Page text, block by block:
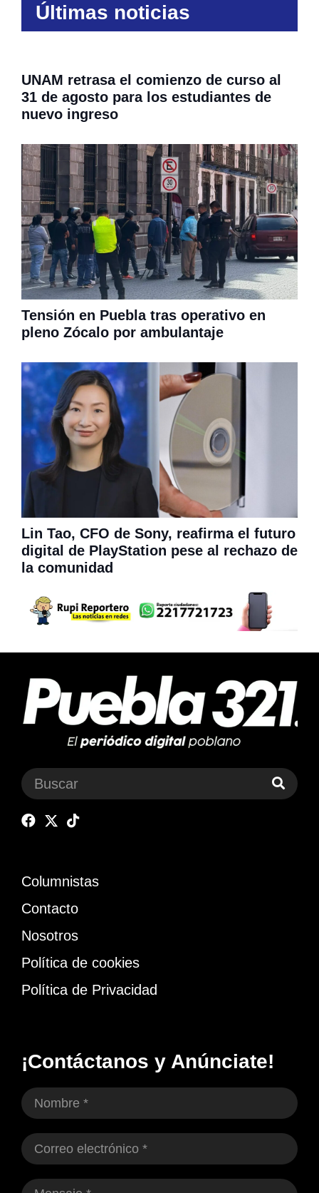
Últimas noticias
UNAM retrasa el comienzo de curso al
31 de agosto para los estudiantes de
nuevo ingreso
Tensión en Puebla tras operativo en
pleno Zócalo por ambulantaje
Lin Tao, CFO de Sony, reafirma el futuro
digital de PlayStation pese al rechazo de
la comunidad
Columnistas
Contacto
Nosotros
Política de cookies
Política de Privacidad
¡Contáctanos y Anúnciate!